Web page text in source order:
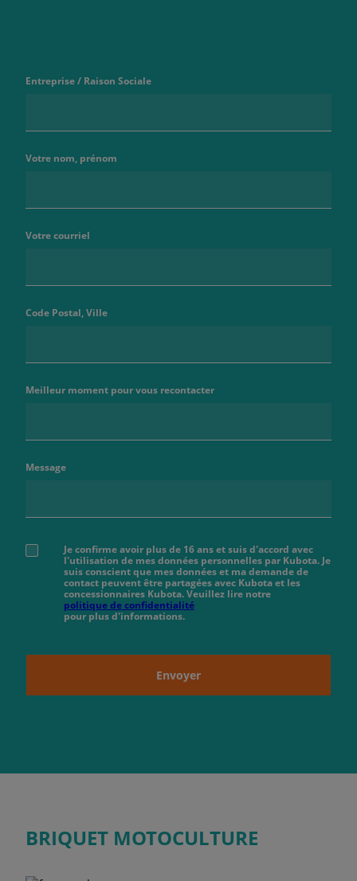
Entreprise / Raison Sociale
Votre nom, prénom
Votre courriel
Code Postal, Ville
Meilleur moment pour vous recontacter
Message
Je confirme avoir plus de 16 ans et suis d'accord avec
l'utilisation de mes données personnelles par Kubota. Je
suis conscient que mes données et ma demande de
contact peuvent être partagées avec Kubota et les
concessionnaires Kubota. Veuillez lire notre
politique de confidentialité
pour plus d'informations.
Envoyer
BRIQUET MOTOCULTURE